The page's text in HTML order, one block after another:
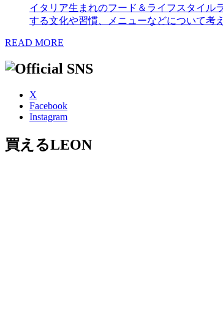
イタリア生まれのフード＆ライフスタイル
する文化や習慣、メニューなどについて考
READ MORE
X
Facebook
Instagram
買えるLEON